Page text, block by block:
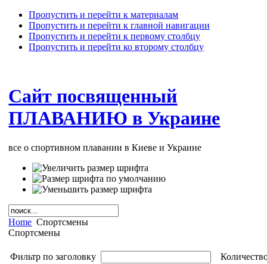
Пропустить и перейти к материалам
Пропустить и перейти к главной навигации
Пропустить и перейти к первому столбцу
Пропустить и перейти ко второму столбцу
Сайт посвященный
ПЛАВАНИЮ в Украине
все о спортивном плавании в Киеве и Украине
Home Спортсмены
Спортсмены
Фильтр по заголовку